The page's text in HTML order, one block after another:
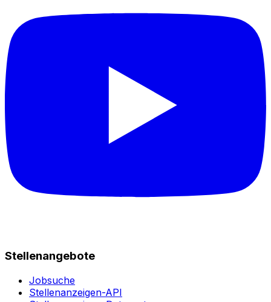
Stellenangebote
Jobsuche
Stellenanzeigen-API